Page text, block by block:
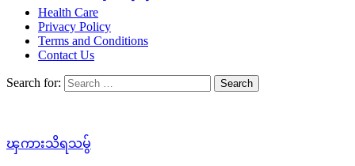
Health Care
Privacy Policy
Terms and Conditions
Contact Us
Search for:
ၾကားသိရသမွ်